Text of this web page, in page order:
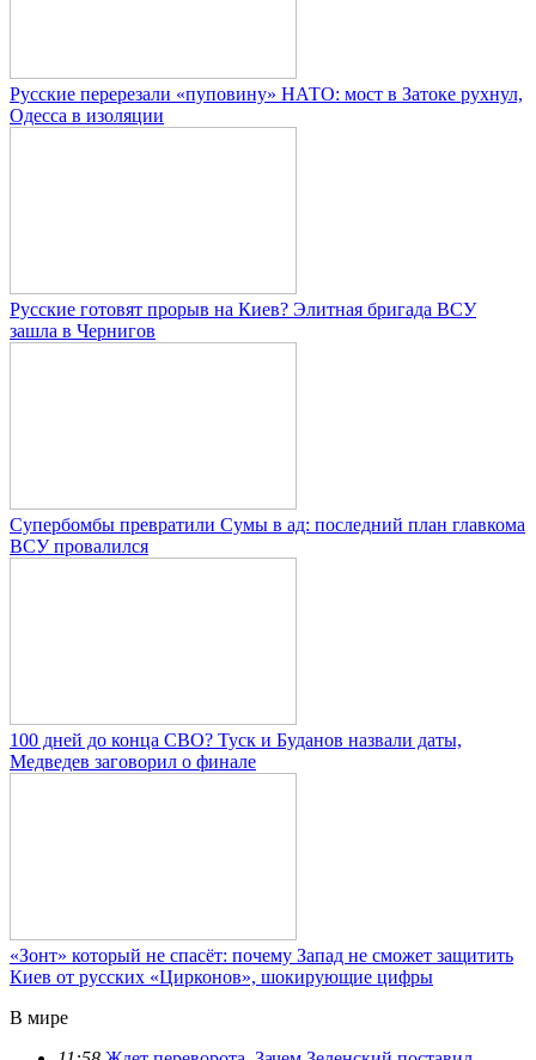
Русские перерезали «пуповину» НАТО: мост в Затоке рухнул,
Одесса в изоляции
Русские готовят прорыв на Киев? Элитная бригада ВСУ
зашла в Чернигов
Супербомбы превратили Сумы в ад: последний план главкома
ВСУ провалился
100 дней до конца СВО? Туск и Буданов назвали даты,
Медведев заговорил о финале
«Зонт» который не спасёт: почему Запад не сможет защитить
Киев от русских «Цирконов», шокирующие цифры
В мире